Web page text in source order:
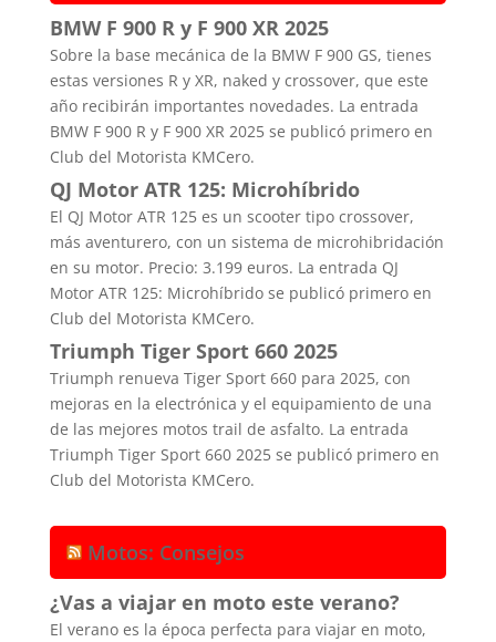
BMW F 900 R y F 900 XR 2025
Sobre la base mecánica de la BMW F 900 GS, tienes
estas versiones R y XR, naked y crossover, que este
año recibirán importantes novedades. La entrada
BMW F 900 R y F 900 XR 2025 se publicó primero en
Club del Motorista KMCero.
QJ Motor ATR 125: Microhíbrido
El QJ Motor ATR 125 es un scooter tipo crossover,
más aventurero, con un sistema de microhibridación
en su motor. Precio: 3.199 euros. La entrada QJ
Motor ATR 125: Microhíbrido se publicó primero en
Club del Motorista KMCero.
Triumph Tiger Sport 660 2025
Triumph renueva Tiger Sport 660 para 2025, con
mejoras en la electrónica y el equipamiento de una
de las mejores motos trail de asfalto. La entrada
Triumph Tiger Sport 660 2025 se publicó primero en
Club del Motorista KMCero.
Motos: Consejos
¿Vas a viajar en moto este verano?
El verano es la época perfecta para viajar en moto,